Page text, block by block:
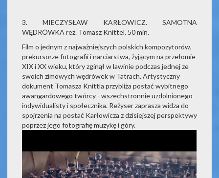
3. MIECZYSŁAW KARŁOWICZ. SAMOTNA
WĘDRÓWKA reż. Tomasz Knittel, 50 min.
Film o jednym z najważniejszych polskich kompozytorów,
prekursorze fotografii i narciarstwa, żyjącym na przełomie
XIX i XX wieku, który zginął w lawinie podczas jednej ze
swoich zimowych wędrówek w Tatrach. Artystyczny
dokument Tomasza Knittla przybliża postać wybitnego
awangardowego twórcy - wszechstronnie uzdolnionego
indywidualisty i społecznika. Reżyser zaprasza widza do
spojrzenia na postać Karłowicza z dzisiejszej perspektywy
poprzez jego fotografię muzykę i góry.